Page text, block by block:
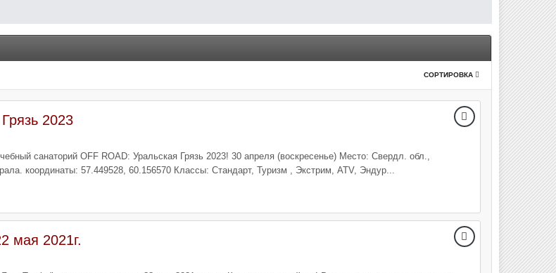
СОРТИРОВКА
2023
санаторий OFF ROAD: Уральская Грязь 2023! 30 апреля (воскресенье) Место: Свердл. обл.,
координаты: 57.449528, 60.156570 Классы: Стандарт, Туризм , Экстрим, ATV, Эндур...
мая 2021г.